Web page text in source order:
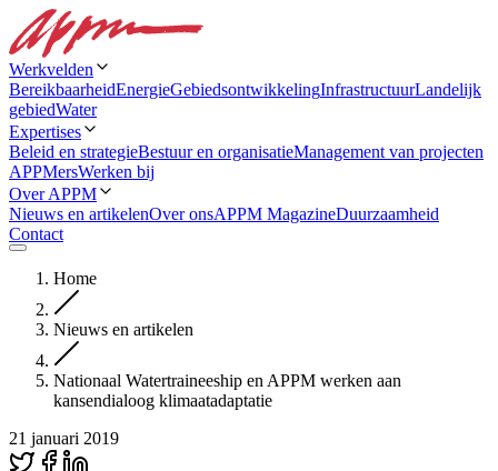
Werkvelden
BereikbaarheidEnergieGebiedsontwikkelingInfrastructuurLandelijk
gebiedWater
Expertises
Beleid en strategieBestuur en organisatieManagement van projecten
APPMersWerken bij
Over APPM
Nieuws en artikelenOver onsAPPM MagazineDuurzaamheid
Contact
Home
Nieuws en artikelen
Nationaal Watertraineeship en APPM werken aan
kansendialoog klimaatadaptatie
21 januari 2019